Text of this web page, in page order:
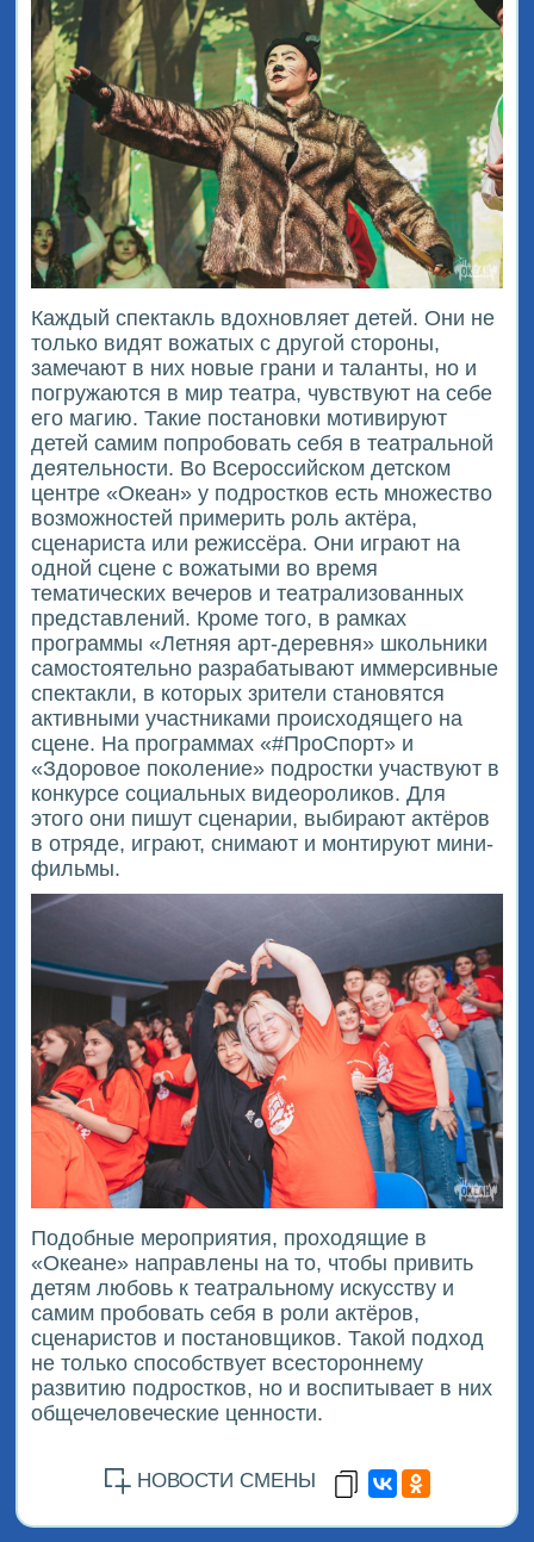
Каждый спектакль вдохновляет детей. Они не
только видят вожатых с другой стороны,
замечают в них новые грани и таланты, но и
погружаются в мир театра, чувствуют на себе
его магию. Такие постановки мотивируют
детей самим попробовать себя в театральной
деятельности. Во Всероссийском детском
центре «Океан» у подростков есть множество
возможностей примерить роль актёра,
сценариста или режиссёра. Они играют на
одной сцене с вожатыми во время
тематических вечеров и театрализованных
представлений. Кроме того, в рамках
программы «Летняя арт-деревня» школьники
самостоятельно разрабатывают иммерсивные
спектакли, в которых зрители становятся
активными участниками происходящего на
сцене. На программах «#ПроСпорт» и
«Здоровое поколение» подростки участвуют в
конкурсе социальных видеороликов. Для
этого они пишут сценарии, выбирают актёров
в отряде, играют, снимают и монтируют мини-
фильмы.
Подобные мероприятия, проходящие в
«Океане» направлены на то, чтобы привить
детям любовь к театральному искусству и
самим пробовать себя в роли актёров,
сценаристов и постановщиков. Такой подход
не только способствует всестороннему
развитию подростков, но и воспитывает в них
общечеловеческие ценности.
НОВОСТИ СМЕНЫ